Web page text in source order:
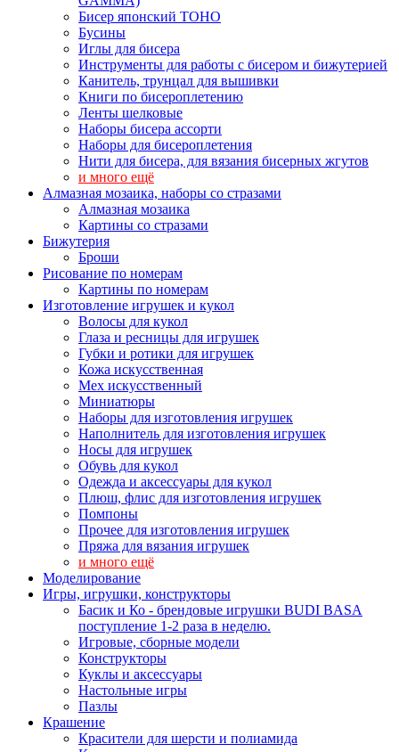
Бисер японский TOHO
Бусины
Иглы для бисера
Инструменты для работы с бисером и бижутерией
Канитель, трунцал для вышивки
Книги по бисероплетению
Ленты шелковые
Наборы бисера ассорти
Наборы для бисероплетения
Нити для бисера, для вязания бисерных жгутов
и много ещё
Алмазная мозаика, наборы со стразами
Алмазная мозаика
Картины co стразами
Бижутерия
Броши
Рисование по номерам
Картины по номерам
Изготовление игрушек и кукол
Волосы для кукол
Глаза и ресницы для игрушек
Губки и ротики для игрушек
Кожа искусственная
Мех искусственный
Миниатюры
Наборы для изготовления игрушек
Наполнитель для изготовления игрушек
Носы для игрушек
Обувь для кукол
Одежда и аксессуары для кукол
Плюш, флис для изготовления игрушек
Помпоны
Прочее для изготовления игрушек
Пряжа для вязания игрушек
и много ещё
Моделирование
Игры, игрушки, конструкторы
Басик и Ко - брендовые игрушки BUDI BASA
поступление 1-2 раза в неделю.
Игровые, сборные модели
Конструкторы
Куклы и аксессуары
Настольные игры
Пазлы
Крашение
Красители для шерсти и полиамида